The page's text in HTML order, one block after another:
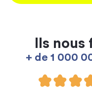
Ils
+ de 1 000